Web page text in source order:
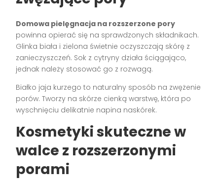
Domowa pielęgnacja na rozszerzone pory
powinna opierać się na sprawdzonych składnikach.
Glinka biała i zielona świetnie oczyszczają skórę z
zanieczyszczeń. Sok z cytryny działa ściągająco,
jednak należy stosować go z rozwagą.
Białko jaja kurzego to naturalny sposób na zwężenie
porów. Tworzy na skórze cienką warstwę, która po
wyschnięciu delikatnie napina naskórek.
Kosmetyki skuteczne w
walce z rozszerzonymi
porami